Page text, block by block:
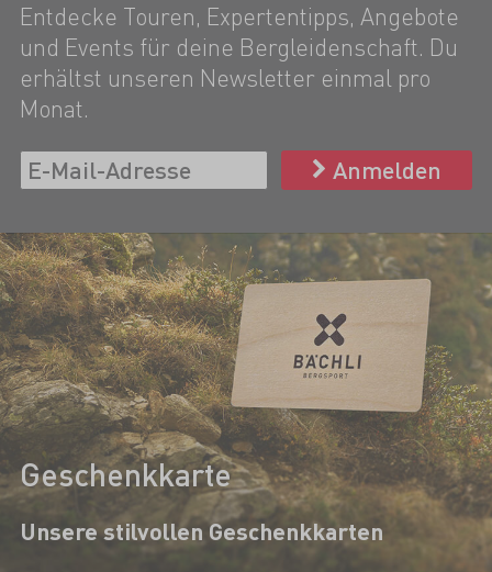
Entdecke Touren, Expertentipps, Angebote
und Events für deine Bergleidenschaft. Du
erhältst unseren Newsletter einmal pro
Monat.
Anmelden
Geschenkkarte
Unsere stilvollen Geschenkkarten